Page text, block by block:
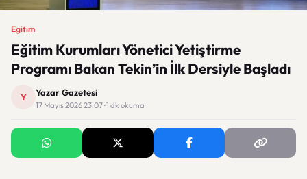
Egitim
Eğitim Kurumları Yönetici Yetiştirme
Programı Bakan Tekin’in İlk Dersiyle Başladı
Y Yazar Gazetesi
17 Mayıs 2026 23:07 · 1 dk okuma